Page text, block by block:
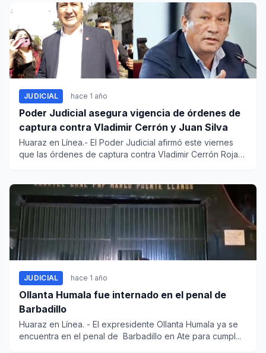
JUDICIAL hace 1 año
Poder Judicial asegura vigencia de órdenes de
captura contra Vladimir Cerrón y Juan Silva
Huaraz en Línea.- El Poder Judicial afirmó este viernes
que las órdenes de captura contra Vladimir Cerrón Rojas
JUDICIAL hace 1 año
Ollanta Humala fue internado en el penal de
Barbadillo
Huaraz en Línea. - El expresidente Ollanta Humala ya se
encuentra en el penal de Barbadillo en Ate para cumpl...